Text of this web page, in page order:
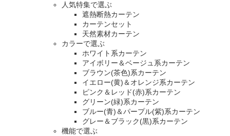
人気特集で選ぶ
遮熱断熱カーテン
カーテンセット
天然素材カーテン
カラーで選ぶ
ホワイト系カーテン
アイボリー＆ベージュ系カーテン
ブラウン(茶色)系カーテン
イエロー(黄)＆オレンジ系カーテン
ピンク＆レッド(赤)系カーテン
グリーン(緑)系カーテン
ブルー(青)＆パープル(紫)系カーテン
グレー＆ブラック(黒)系カーテン
機能で選ぶ